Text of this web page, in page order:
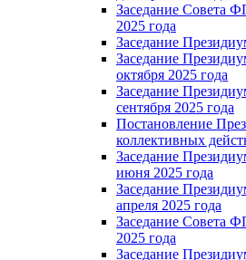
Заседание Совета
2025 года
Заседание
Заседание
октября 2025 года
Заседание
сентября 2025 года
Постановление
коллективных
Заседание
июня 2025 года
Заседание
апреля 2025 года
Заседание Совета
2025 года
Заседание